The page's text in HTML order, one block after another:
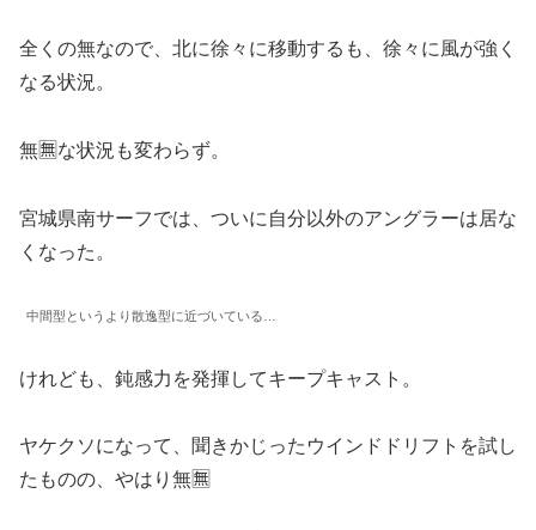
全くの無なので、北に徐々に移動するも、徐々に風が強く
なる状況。
無🈚な状況も変わらず。
宮城県南サーフでは、ついに自分以外のアングラーは居な
くなった。
中間型というより散逸型に近づいている…
けれども、鈍感力を発揮してキープキャスト。
ヤケクソになって、聞きかじったウインドドリフトを試し
たものの、やはり無🈚